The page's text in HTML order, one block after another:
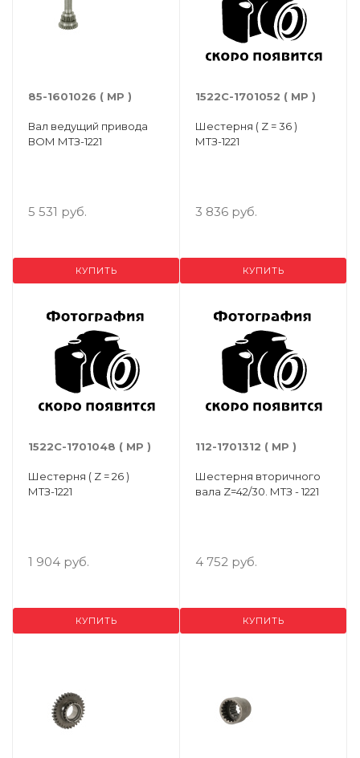
85-1601026 ( МР )
Вал ведущий привода
ВОМ МТЗ-1221
5 531 руб.
КУПИТЬ
1522С-1701052 ( МР )
Шестерня ( Z = 36 )
МТЗ-1221
3 836 руб.
КУПИТЬ
1522С-1701048 ( МР )
Шестерня ( Z = 26 )
МТЗ-1221
1 904 руб.
КУПИТЬ
112-1701312 ( МР )
Шестерня вторичного
вала Z=42/30. МТЗ - 1221
4 752 руб.
КУПИТЬ